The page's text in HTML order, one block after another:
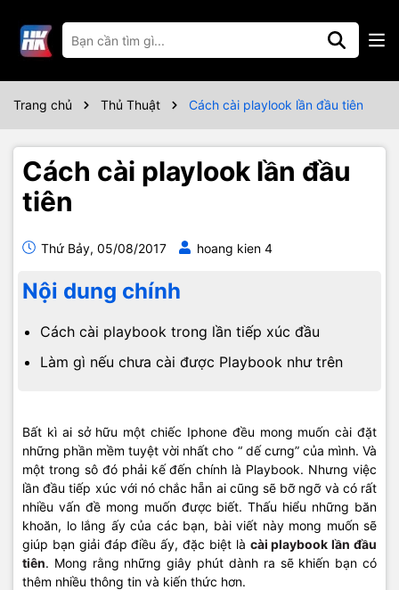
Trang chủ Thủ Thuật Cách cài playlook lần đầu tiên
Cách cài playlook lần đầu
tiên
Thứ Bảy, 05/08/2017 hoang kien 4
Nội dung chính
Cách cài playbook trong lần tiếp xúc đầu
Làm gì nếu chưa cài được Playbook như trên
Bất kì ai sở hữu một chiếc Iphone đều mong muốn cài đặt
những phần mềm tuyệt vời nhất cho “ dế cưng” của mình. Và
một trong sô đó phải kế đến chính là Playbook. Nhưng việc
lần đầu tiếp xúc với nó chắc hẵn ai cũng sẽ bỡ ngỡ và có rất
nhiều vấn đề mong muốn được biết. Thấu hiểu những băn
khoăn, lo lắng ấy của các bạn, bài viết này mong muốn sẽ
giúp bạn giải đáp điều ấy, đặc biệt là cài playbook lần đầu
tiên. Mong rằng những giây phút dành ra sẽ khiến bạn có
thêm nhiều thông tin và kiến thức hơn.